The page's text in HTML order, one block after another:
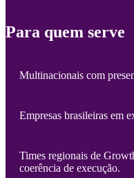
Para quem serve
Multinacionais com
Empresas brasileiras em
Times regionais de
coerência de execução.